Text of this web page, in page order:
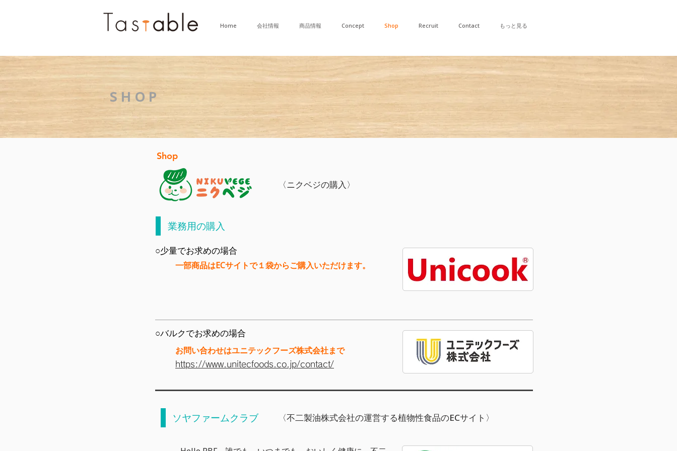
Home 会社情報 商品情報 Concept Shop Recruit Contact もっと見る
SHOP
Shop
〈ニクベジの購入〉
業務用の購入
○少量でお求めの場合
一部商品はECサイトで１袋からご購入いただけます。
○バルクでお求めの場合
お問い合わせはユニテックフーズ株式会社まで
https://www.unitecfoods.co.jp/contact/
ソヤファームクラブ 〈不二製油株式会社の運営する植物性食品のECサイト〉